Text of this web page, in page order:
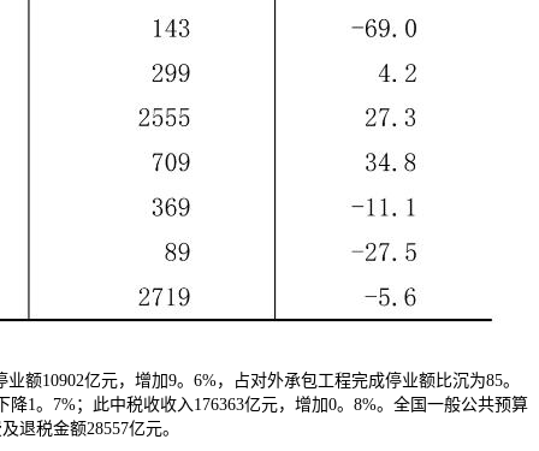
额10902亿元，增加9。6%，占对外承包工程完成停业额比沉为85。
1。7%；此中税收收入176363亿元，增加0。8%。全国一般公共预算
退税金额28557亿元。